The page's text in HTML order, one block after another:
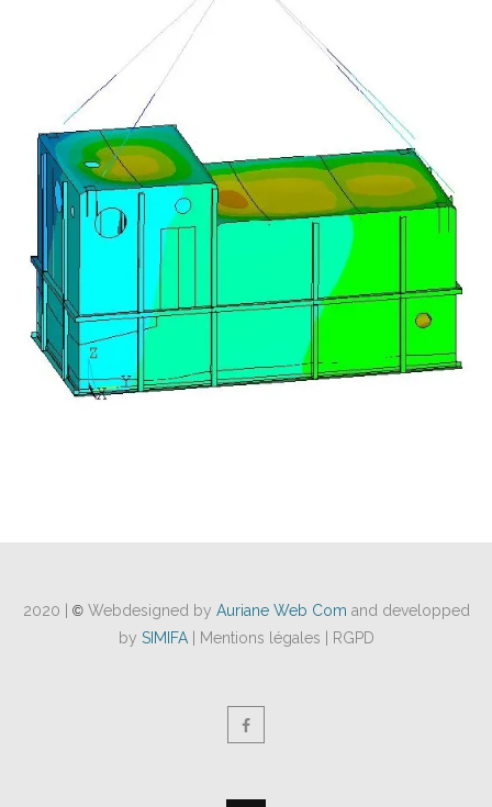
2020 | ©Webdesigned by Auriane Web Com and developped
by SIMIFA| Mentions légales | RGPD